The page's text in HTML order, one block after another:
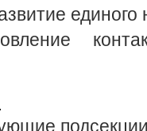
единого